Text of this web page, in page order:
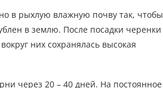
в рыхлую влажную почву так, чтобы
в землю. После посадки черенки
них сохранялась высокая
через 20 – 40 дней. На постоянное